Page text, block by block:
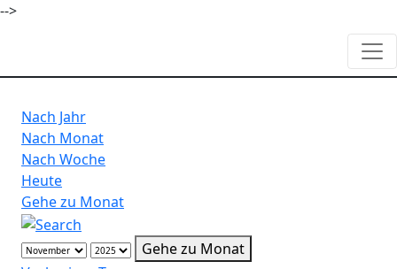
-->
Nach Jahr
Nach Monat
Nach Woche
Heute
Gehe zu Monat
Gehe zu Monat